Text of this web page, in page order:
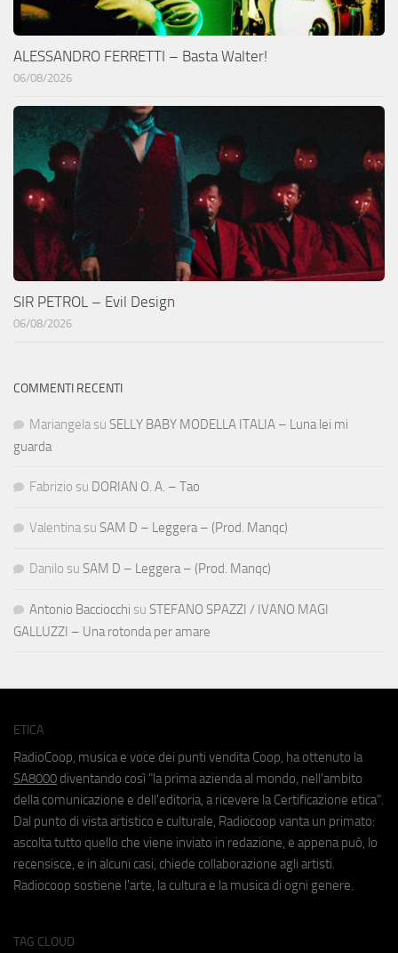
ALESSANDRO FERRETTI – Basta Walter!
06/08/2026
SIR PETROL – Evil Design
06/08/2026
COMMENTI RECENTI
Mariangela su SELLY BABY MODELLA ITALIA – Luna lei mi
guarda
Fabrizio su DORIAN O. A. – Tao
Valentina su SAM D – Leggera – (Prod. Manqc)
Danilo su SAM D – Leggera – (Prod. Manqc)
Antonio Bacciocchi su STEFANO SPAZZI / IVANO MAGI
GALLUZZI – Una rotonda per amare
ETICA
RadioCoop, musica e voce dei punti vendita Coop, ha ottenuto la
SA8000 diventando così "la prima azienda al mondo, nell'ambito
della comunicazione e dell'editoria, a ricevere la Certificazione etica".
Dal punto di vista artistico e culturale, Radiocoop vanta un primato:
ascolta tutto quello che viene inviato in redazione, e appena può, lo
recensisce, e in alcuni casi, chiede collaborazione agli artisti.
Radiocoop sostiene l'arte, la cultura e la musica di ogni genere.
TAG CLOUD